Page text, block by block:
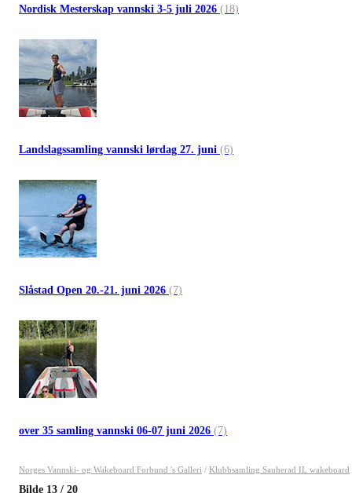
Nordisk Mesterskap vannski 3-5 juli 2026 (18)
Landslagssamling vannski lørdag 27. juni (6)
Slåstad Open 20.-21. juni 2026 (7)
over 35 samling vannski 06-07 juni 2026 (7)
Norges Vannski- og Wakeboard Forbund 's Galleri / Klubbsamling Sauherad IL wakeboard
Bilde 13 / 20